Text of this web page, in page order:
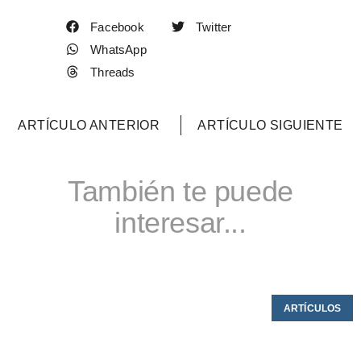
Facebook
Twitter
WhatsApp
Threads
ARTÍCULO ANTERIOR ARTÍCULO SIGUIENTE
También te puede
interesar...
ARTÍCULOS